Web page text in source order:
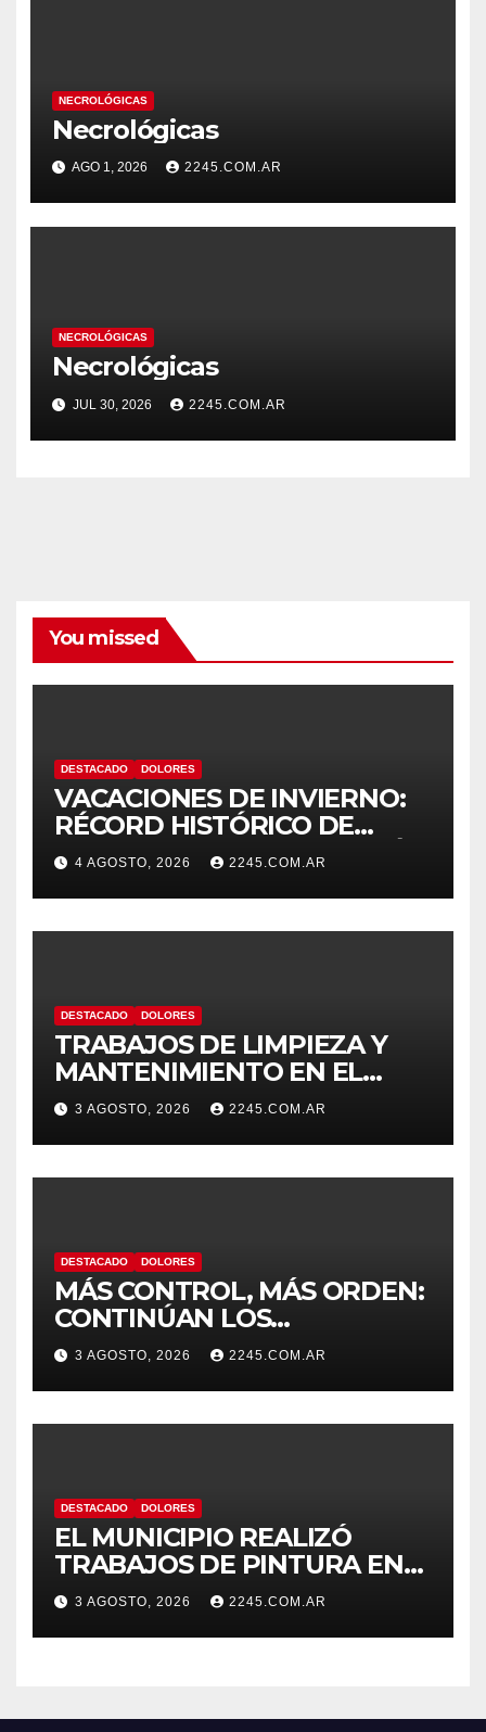
NECROLÓGICAS
Necrológicas
AGO 1, 2026 2245.COM.AR
NECROLÓGICAS
Necrológicas
JUL 30, 2026 2245.COM.AR
You missed
DESTACADO DOLORES
VACACIONES DE INVIERNO:
RÉCORD HISTÓRICO DE
VISITANTES Y RECAUDACIÓN
EN EL PARQUE TERMAL DE
DOLORES
4 AGOSTO, 2026 2245.COM.AR
DESTACADO DOLORES
TRABAJOS DE LIMPIEZA Y
MANTENIMIENTO EN EL
CANAL LA PICASA
3 AGOSTO, 2026 2245.COM.AR
DESTACADO DOLORES
MÁS CONTROL, MÁS ORDEN:
CONTINÚAN LOS
OPERATIVOS PREVENTIVOS
DE TRÁNSITO EN DOLORES
3 AGOSTO, 2026 2245.COM.AR
DESTACADO DOLORES
EL MUNICIPIO REALIZÓ
TRABAJOS DE PINTURA EN
LA ESCUELA N.º 10
3 AGOSTO, 2026 2245.COM.AR